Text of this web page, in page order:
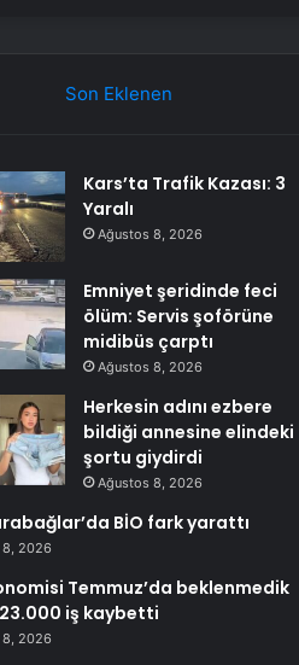
Son Eklenen
Kars’ta Trafik Kazası: 3
Yaralı
Ağustos 8, 2026
Emniyet şeridinde feci
ölüm: Servis şoförüne
midibüs çarptı
Ağustos 8, 2026
Herkesin adını ezbere
bildiği annesine elindeki
şortu giydirdi
Ağustos 8, 2026
BİO fark yarattı
2026
Temmuz’da beklenmedik
iş kaybetti
2026